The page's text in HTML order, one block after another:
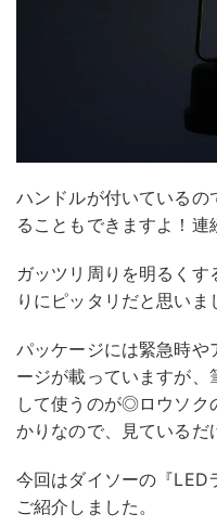
ハンドルが付いているの
ることもできますよ！連
ガッツリ周りを明るく
りにピッタリだと思い
パッケージには緊急時や
ージが載っていますが、
して使うのが◎ロウソク
かりなので、見ている
今回はダイソーの『
ご紹介しました。